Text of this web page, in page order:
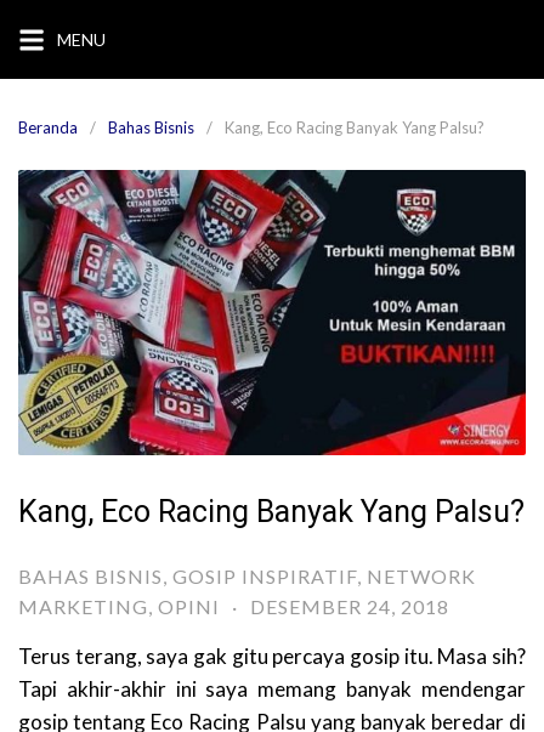
konten
MENU
Beranda Bahas Bisnis Kang, Eco Racing Banyak Yang Palsu?
Kang, Eco Racing Banyak Yang Palsu?
BAHAS BISNIS GOSIP INSPIRATIF NETWORK
MARKETING OPINI · DESEMBER 24, 2018
Terus terang, saya gak gitu percaya gosip itu. Masa sih?
Tapi akhir-akhir ini saya memang banyak mendengar
gosip tentang Eco Racing Palsu yang banyak beredar di